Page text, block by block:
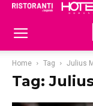
Home Tag Julius
Tag: